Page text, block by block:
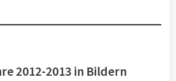
2012-2013 in Bildern